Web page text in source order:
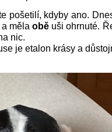
pošetilí, kdyby ano.
a mělaobě uši ohrnuté.
nic.
je etalon krásy a